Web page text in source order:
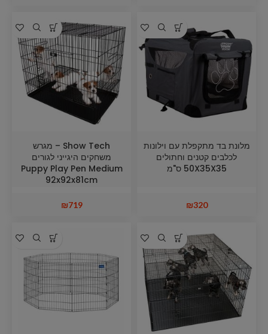
מלונת בד מתקפלת עם וילונות
לכלבים קטנים וחתולים
50X35X35 ס"מ
₪320
Show Tech – מגרש
משחקים היגייני לגורים
Puppy Play Pen Medium
92x92x81cm
₪719